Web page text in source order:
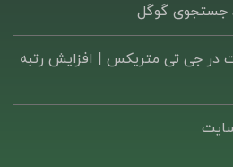
جستجوی گوگل
در جی تی متریکس | افزایش رتبه